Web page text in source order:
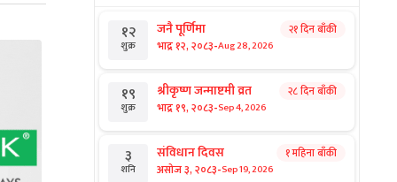
१२
शुक्र
जनै पूर्णिमा
भाद्र १२, २०८३-Aug 28, 2026
२१ दिन बाँकी
१९
शुक्र
श्रीकृष्ण जन्माष्टमी व्रत
भाद्र १९, २०८३-Sep 4, 2026
२८ दिन बाँकी
३
शनि
संविधान दिवस
असोज ३, २०८३-Sep 19, 2026
१ महिना बाँकी